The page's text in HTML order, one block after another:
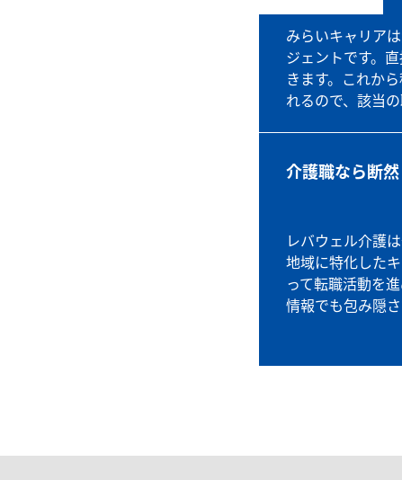
みらいキャリア
ジェントです。
きます。これか
れるので、該当
介護職なら断然
レバウェル介護
地域に特化した
って転職活動を
情報でも包み隠